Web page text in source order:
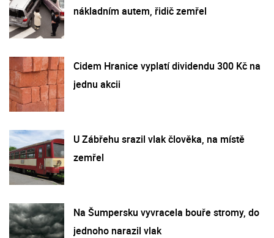
nákladním autem, řidič zemřel
Cidem Hranice vyplatí dividendu 300 Kč na
jednu akcii
U Zábřehu srazil vlak člověka, na místě
zemřel
Na Šumpersku vyvracela bouře stromy, do
jednoho narazil vlak